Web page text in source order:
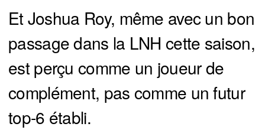
Et Joshua Roy, même avec un bon
passage dans la LNH cette saison,
est perçu comme un joueur de
complément, pas comme un futur
top-6 établi.